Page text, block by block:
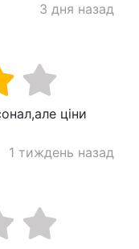
3 дня назад
ціни
1 тиждень назад